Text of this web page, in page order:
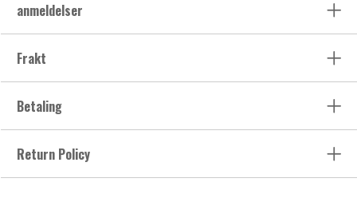
anmeldelser
Frakt
Betaling
Return Policy